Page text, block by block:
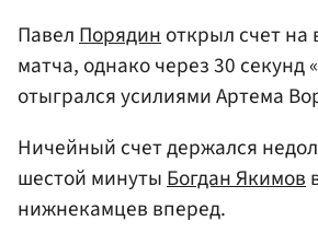
ПавелПорядиноткрыл счет на
матча, однако через 30 секунд
отыгрался усилиями Артема
Ничейный счет держался
шестой минутыБогдан Якимов
нижнекамцев вперед.